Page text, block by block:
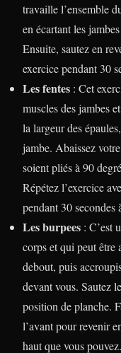
travaille l’ensemble
en écartant les
Ensuite, sautez en
exercice pendant 30
Les fentes : Cet
muscles des jambes
la largeur des
jambe. Abaissez
soient pliés à 90
Répétez l’exercice
pendant 30 secondes
Les burpees : C’est
corps et qui peut être
debout, puis
devant vous. Sautez
position de planche.
l’avant pour revenir
haut que vous